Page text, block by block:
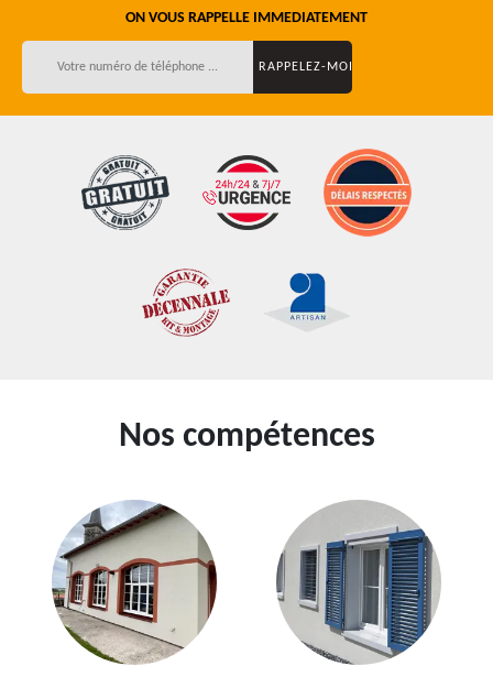
ON VOUS RAPPELLE IMMEDIATEMENT
Nos compétences